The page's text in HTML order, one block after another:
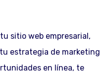
sitio web empresarial,
estrategia de marketing
en línea, te